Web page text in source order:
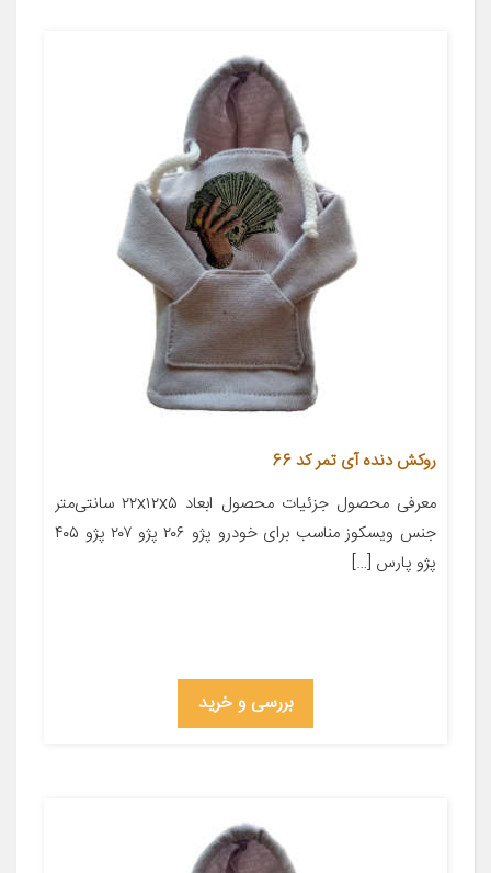
روکش دنده آی تمر کد 66
معرفی محصول جزئیات محصول ابعاد ۲۲x۱۲x۵ سانتی‌متر
جنس ویسکوز مناسب برای خودرو پژو ۲۰۶ پژو ۲۰۷ پژو ۴۰۵
پژو پارس […]
بررسی و خرید